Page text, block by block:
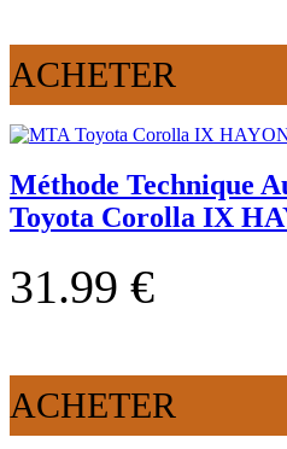
ACHETER
Méthode Technique
Toyota Corolla IX
31.99 €
ACHETER